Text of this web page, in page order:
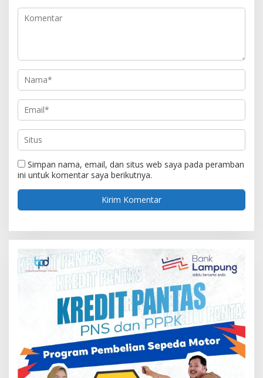
Simpan nama, email, dan situs web saya pada peramban
ini untuk komentar saya berikutnya.